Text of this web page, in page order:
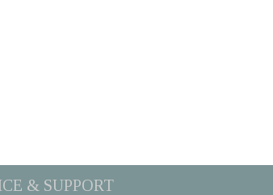
& SUPPORT